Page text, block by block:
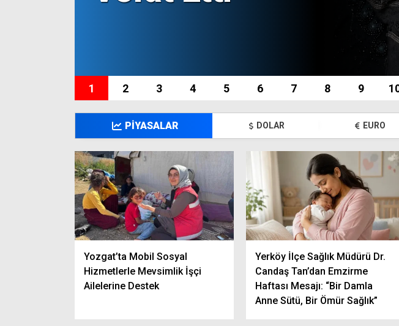
1 2 3 4 5 6 7 8 9
PİYASALAR DOLAR EURO
Yozgat’ta Mobil Sosyal
Hizmetlerle Mevsimlik İşçi
Ailelerine Destek
Yerköy İlçe Sağlık Müdürü Dr.
Candaş Tan’dan Emzirme
Haftası Mesajı: “Bir Damla
Anne Sütü, Bir Ömür Sağlık”